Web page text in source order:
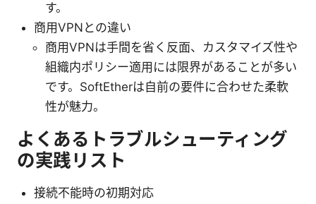
す。
商用VPNとの違い
商用VPNは手間を省く反面、カスタマイズ性や
組織内ポリシー適用には限界があることが多い
です。SoftEtherは自前の要件に合わせた柔軟
性が魅力。
よくあるトラブルシューティング
の実践リスト
接続不能時の初期対応